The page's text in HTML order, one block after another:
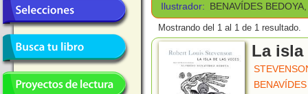
Ilustrador: BENAVÍDES
Mostrando del 1 al 1 de 1 resultado.
La